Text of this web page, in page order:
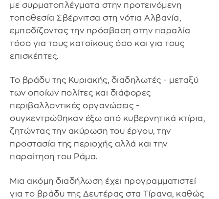
με συρματοπλέγματα στην προτεινόμενη
τοποθεσία Σβέρνιτσα στη νότια Αλβανία,
εμποδίζοντας την πρόσβαση στην παραλία
τόσο για τους κατοίκους όσο και για τους
επισκέπτες.
Το βράδυ της Κυριακής, διαδηλωτές - μεταξύ
των οποίων πολίτες και διάφορες
περιβαλλοντικές οργανώσεις -
συγκεντρώθηκαν έξω από κυβερνητικά κτίρια,
ζητώντας την ακύρωση του έργου, την
προστασία της περιοχής αλλά και την
παραίτηση του Ράμα.
Μια ακόμη διαδήλωση έχει προγραμματιστεί
για το βράδυ της Δευτέρας στα Τίρανα, καθώς